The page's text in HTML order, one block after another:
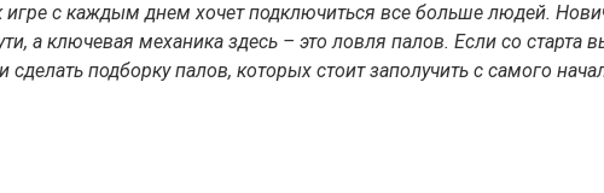
с каждым днем хочет подключиться все больше людей.
а ключевая механика здесь – это ловля палов. Если со
подборку палов, которых стоит заполучить с самого